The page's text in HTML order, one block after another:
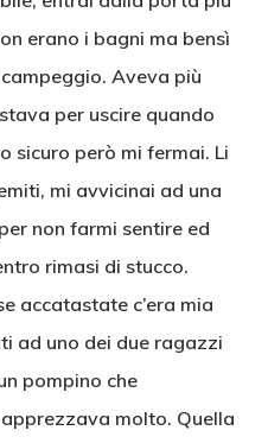
erano i bagni ma bensì
Aveva più
per uscire quando
sicuro però mi fermai. Li
mi avvicinai ad una
non farmi sentire ed
rimasi di stucco.
accatastate c’era mia
ad uno dei due ragazzi
pompino che
molto. Quella